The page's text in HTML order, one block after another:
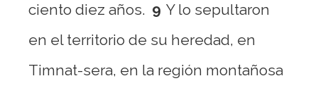
ciento diez años. 9 Y lo sepultaron
en el territorio de su heredad, en
Timnat-sera, en la región montañosa